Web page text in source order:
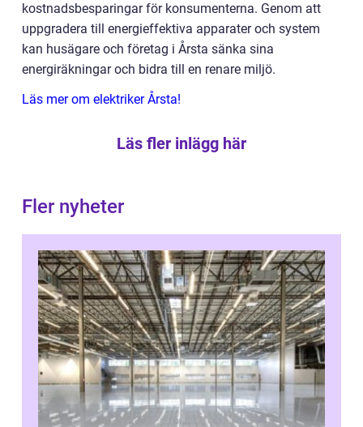
kostnadsbesparingar för konsumenterna. Genom att
uppgradera till energieffektiva apparater och system
kan husägare och företag i Årsta sänka sina
energiräkningar och bidra till en renare miljö.
Läs mer om elektriker Årsta!
Läs fler inlägg här
Fler nyheter